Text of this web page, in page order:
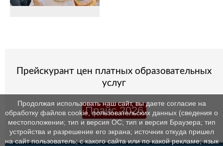
Прейскурант цен платных образовательных
услуг
Прайс 2026
Продолжая использовать наш сайт, вы даете согласие на
обработку файлов cookie, пользовательских данных (сведения о
местоположении; тип и версия ОС; тип и версия Браузера; тип
устройства и разрешение его экрана; источник откуда пришел
на сайт пользователь; с какого сайта или по какой рекламе; язык